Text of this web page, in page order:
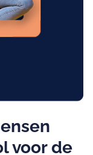
voor de